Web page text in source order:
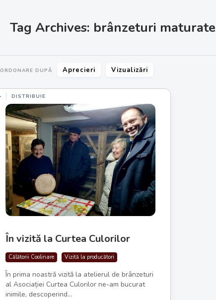
Tag Archives: brânzeturi maturate
ORDONARE DUPĂ Aprecieri Vizualizări
DISTRIBUIE
În vizită la Curtea Culorilor
Călătorii Coolinare Vizită la producători
În prima noastră vizită la atelierul de brânzeturi
al Asociației Curtea Culorilor ne-am bucurat
inimile, descoperind...